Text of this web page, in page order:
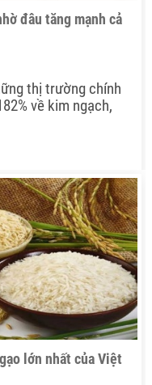
đâu tăng mạnh cả
thị trường chính
về kim ngạch,
lớn nhất của Việt